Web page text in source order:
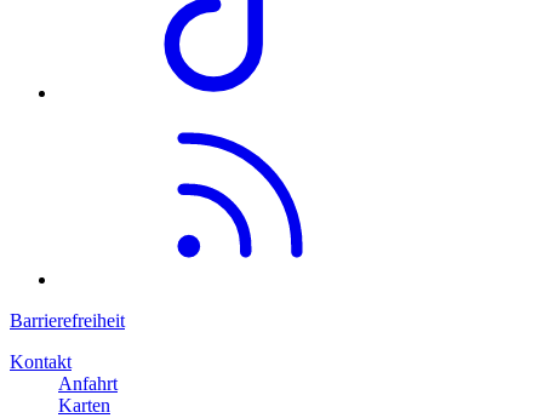
Barrierefreiheit
Kontakt
Anfahrt
Karten